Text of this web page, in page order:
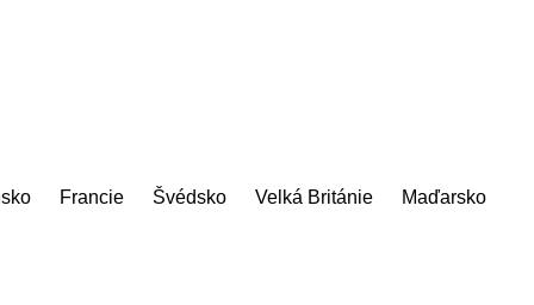
Francie Švédsko Velká Británie
Maďarsko